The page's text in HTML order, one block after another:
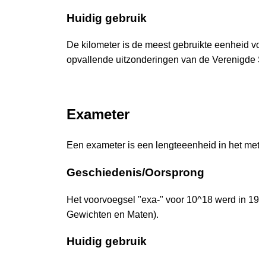
Huidig gebruik
De kilometer is de meest gebruikte eenheid
opvallende uitzonderingen van de
Exameter
Een exameter is een lengteeenheid in het
Geschiedenis/Oorsprong
Het voorvoegsel "exa-" voor 10^18 werd in
Gewichten en Maten).
Huidig gebruik